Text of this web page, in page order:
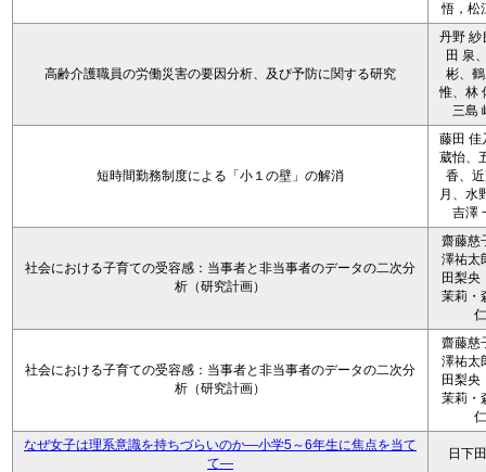
悟，松
高齢介護職員の労働災害の要因分析、及び予防に関する研究
丹野 紗
田 泉
彬、
惟、林
三島
短時間勤務制度による「小１の壁」の解消
藤田 佳
葳怡、
香、
月、水
吉澤
社会における子育ての受容感：当事者と非当事者のデータの二次分
析（研究計画）
齋藤慈
澤祐太
田梨央
茉莉・
仁
社会における子育ての受容感：当事者と非当事者のデータの二次分
析（研究計画）
齋藤慈
澤祐太
田梨央
茉莉・
仁
なぜ女子は理系意識を持ちづらいのか―小学5～6年生に焦点を当て
て―
日下